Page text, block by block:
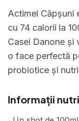
Actimel Căpșuni
cu 74 calorii la
Casei Danone și
o face perfectă
probiotice și
Informații